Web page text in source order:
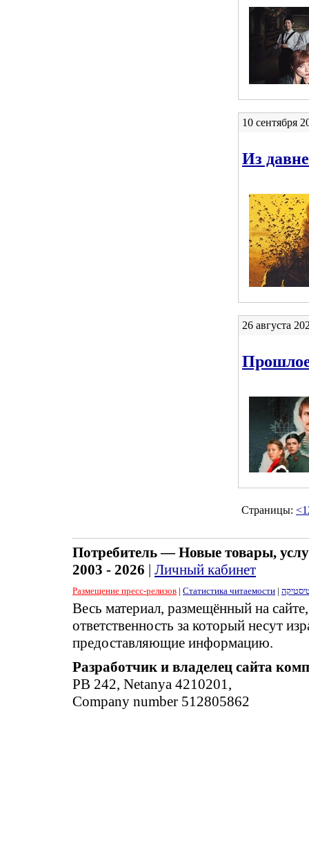
10 сентября
Из
26 августа
Страницы: <1
Потребитель — Новые товары,
2003 - 2026 | Личный кабинет
Размещение пресс-релизов | Статистика читаемости |
Весь материал, размещённый на
ответственность за который несут
предоставляющие информацию.
Разработчик и владелец сайта
PB 242, Netanya 4210201,
Company number 512805862